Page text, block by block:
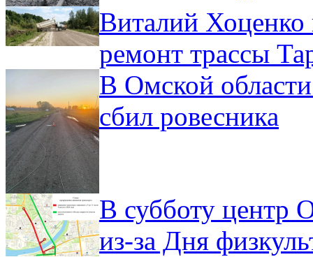
Виталий Хоценко
ремонт трассы
В Омской
сбил ровесника
В субботу центр
из-за Дня